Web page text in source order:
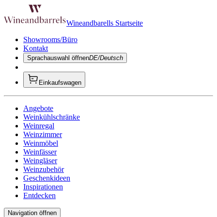
Wineandbarells Startseite
Showrooms/Büro
Kontakt
Sprachauswahl öffnenDE/Deutsch
Einkaufswagen
Angebote
Weinkühlschränke
Weinregal
Weinzimmer
Weinmöbel
Weinfässer
Weingläser
Weinzubehör
Geschenkideen
Inspirationen
Entdecken
Navigation öffnen